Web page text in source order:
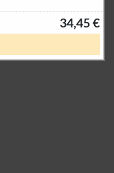
34,45 €